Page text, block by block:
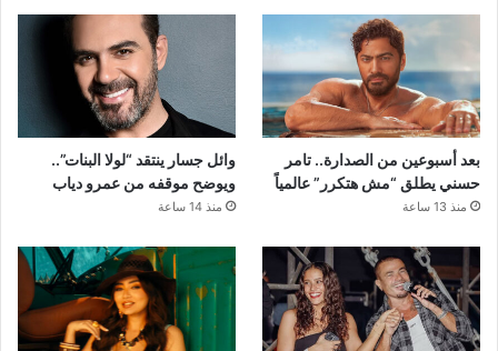
بعد أسبوعين من الصدارة.. تامر
حسني يطلق “مش هتكرر” عالمياً
منذ 13 ساعة
وائل جسار ينتقد “لولا البنات”..
ويوضح موقفه من عمرو دياب
منذ 14 ساعة